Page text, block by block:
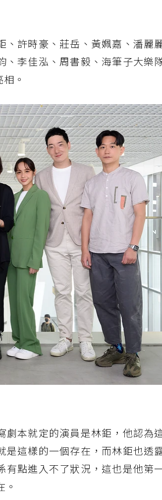
、許時豪、莊岳、黃姵嘉、潘麗
李佳泓、周書毅、海筆子大樂
。
本就定的演員是林鉅，他認為
這樣的一個存在，而林鉅也透
點進入不了狀況，這也是他第